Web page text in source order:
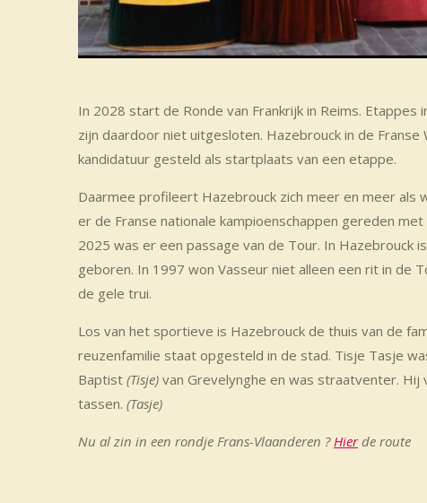
In 2028 start de Ronde van Frankrijk in Reims. Etappes
zijn daardoor niet uitgesloten. Hazebrouck in de
kandidatuur gesteld als startplaats van een etappe.
Daarmee profileert Hazebrouck zich meer en meer als
er de Franse nationale kampioenschappen gereden met
2025 was er een passage van de Tour. In Hazebrouck
geboren. In 1997 won Vasseur niet alleen een rit in de
de gele trui.
Los van het sportieve is Hazebrouck de thuis van de
reuzenfamilie staat opgesteld in de stad. Tisje Tasje
Baptist (Tisje) van Grevelynghe en was straatventer. Hij
tassen. (Tasje)
Nu al zin in een rondje Frans-Vlaanderen ?Hierde route